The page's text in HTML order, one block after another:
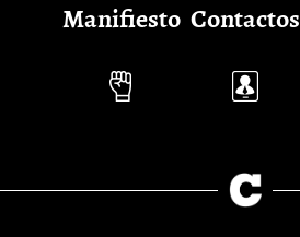
Manifiesto Contactos